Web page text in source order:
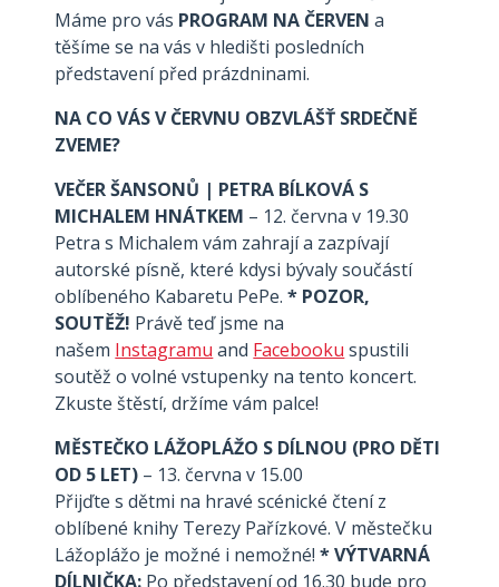
Máme pro vás PROGRAM NA ČERVEN a
těšíme se na vás v hledišti posledních
představení před prázdninami.
NA CO VÁS V ČERVNU OBZVLÁŠŤ SRDEČNĚ
ZVEME?
VEČER ŠANSONŮ | PETRA BÍLKOVÁ S
MICHALEM HNÁTKEM – 12. června v 19.30
Petra s Michalem vám zahrají a zazpívají
autorské písně, které kdysi bývaly součástí
oblíbeného Kabaretu PePe.* POZOR,
SOUTĚŽ! Právě teď jsme na
našem Instagramu ​ and Facebooku ​ spustili
soutěž o volné vstupenky na tento koncert.
Zkuste štěstí, držíme vám palce!
MĚSTEČKO LÁŽOPLÁŽO S DÍLNOU (PRO DĚTI
OD 5 LET) – 13. června v 15.00
Přijďte s dětmi na hravé scénické čtení z
oblíbené knihy Terezy Pařízkové. V městečku
Lážoplážo je možné i nemožné!* VÝTVARNÁ
DÍLNIČKA: Po představení od 16.30 bude pro